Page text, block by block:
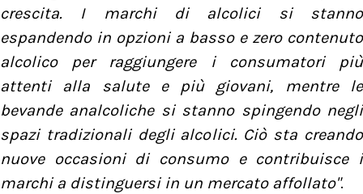
crescita. I marchi di alcolici si stanno
espandendo in opzioni a basso e zero contenuto
alcolico per raggiungere i consumatori più
attenti alla salute e più giovani, mentre le
bevande analcoliche si stanno spingendo negli
spazi tradizionali degli alcolici. Ciò sta creando
nuove occasioni di consumo e contribuisce i
marchi a distinguersi in un mercato affollato".